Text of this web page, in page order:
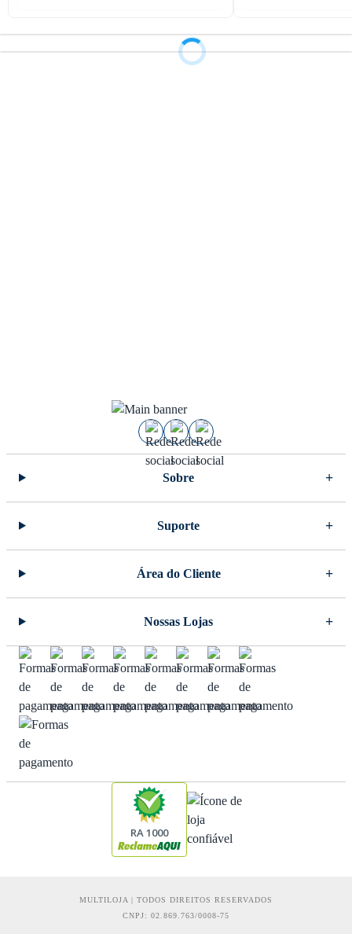
Sobre
Suporte
Área do Cliente
Nossas Lojas
RA 1000
MULTILOJA | TODOS DIREITOS RESERVADOS
CNPJ: 02.869.763/0008-75